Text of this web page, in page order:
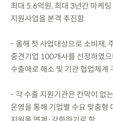
최대 5.6억원, 최대 3년간 마케
지원사업을 본격 추진함.
- 올해 첫 사업대상으로 소비재,
중견기업 100개사를 선정하였
수출애로 해소 및 기관 협업체계
- 각 수출 지원기관은 칸막이 없
운영을 통해 기업별 수요 맞춤형